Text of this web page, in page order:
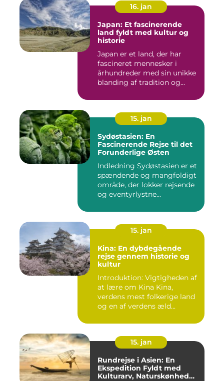
16. jan
Japan: Et fascinerende
land fyldt med kultur og
historie
Japan er et land, der har
fascineret mennesker i
århundreder med sin unikke
blanding af tradition og...
15. jan
Sydøstasien: En
Fascinerende Rejse til det
Forunderlige Østen
Indledning Sydøstasien er et
spændende og mangfoldigt
område, der lokker rejsende
og eventyrlystne...
15. jan
Kina: En dybdegående
rejse gennem historie og
kultur
Introduktion: Vigtigheden af
at lære om Kina Kina,
verdens mest folkerige land
og en af verdens æld...
15. jan
Rundrejse i Asien: En
Ekspedition Fyldt med
Kulturarv, Naturskønhed